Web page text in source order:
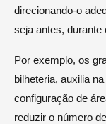
direcionando-o
seja antes, durante
Por exemplo, os
bilheteria, auxilia
configuração de
reduzir o número